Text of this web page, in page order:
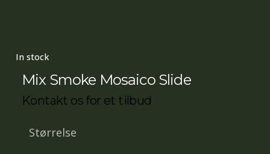
In stock
Mix Smoke Mosaico Slide
Kontakt os for et tilbud